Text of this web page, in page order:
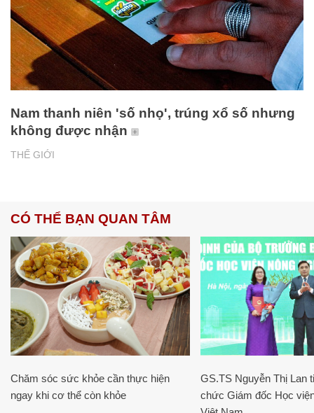
THẾ GIỚI
Nam thanh niên 'số nhọ', trúng xổ số nhưng
không được nhận
CÓ THỂ BẠN QUAN TÂM
Chăm sóc sức khỏe cần thực hiện
ngay khi cơ thể còn khỏe
GS.TS Nguyễn Thị Lan
chức Giám đốc Học